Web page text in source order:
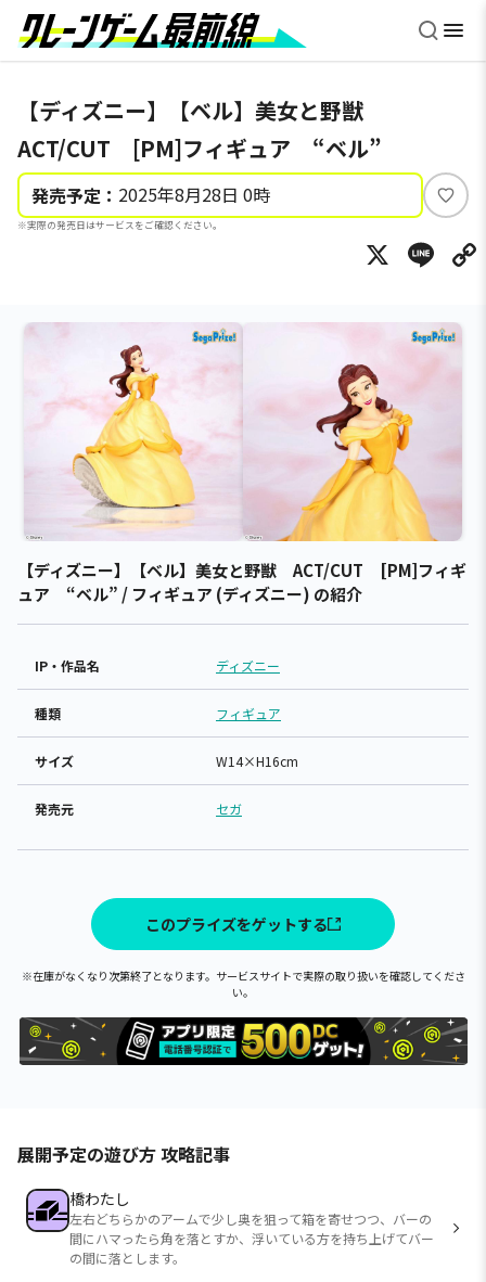
【ディズニー】【ベル】美女と野獣
ACT/CUT [PM]フィギュア “ベル”
発売予定： 2025年8月28日 0時
※実際の発売日はサービスをご確認ください。
い
ね
X
【ディズニー】【ベル】美女と野獣 ACT/CUT [PM]フィギ
ュア “ベル” / フィギュア (ディズニー) の紹介
IP・作品名 ディズニー
種類 フィギュア
サイズ W14×H16cm
発売元 セガ
このプライズをゲットする
※在庫がなくなり次第終了となります。サービスサイトで実際の取り扱いを確認してくださ
い。
展開予定の遊び方 攻略記事
橋わたし
左右どちらかのアームで少し奥を狙って箱を寄せつつ、バーの
間にハマったら角を落とすか、浮いている方を持ち上げてバー
の間に落とします。